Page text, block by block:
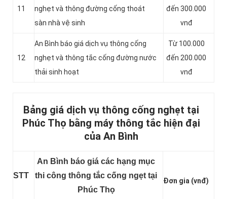
11
nghẹt và thông đường cống thoát
sàn nhà vệ sinh
đến 300.000
vnđ
12
‎An Bình báo giá dịch vụ thông cống
nghẹt và thông tắc cống đường nước
thải sinh hoạt
Từ 100.000
đến 200.000
vnđ
Bảng giá dịch vụ thông cống nghẹt tại
Phúc Thọ bằng máy thông tắc hiện đại
của An Bình
STT
An Bình báo giá các hạng mục
thi công thông tắc cống ngẹt tại
Phúc Thọ
Đơn gia (vnđ)